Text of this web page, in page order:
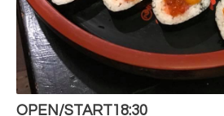
OPEN/START18:30